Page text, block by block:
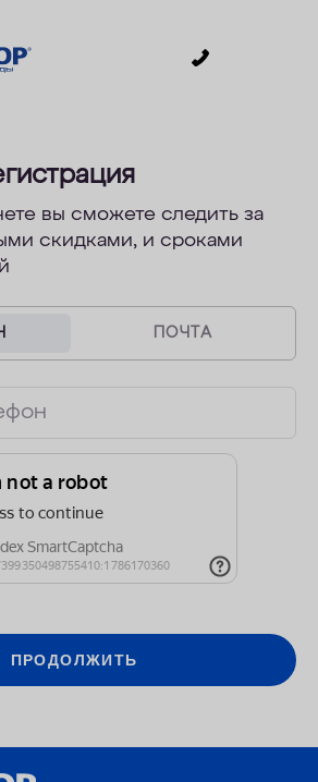
вы сможете следить за
скидками, и сроками
ПОЧТА
ПРОДОЛЖИТЬ